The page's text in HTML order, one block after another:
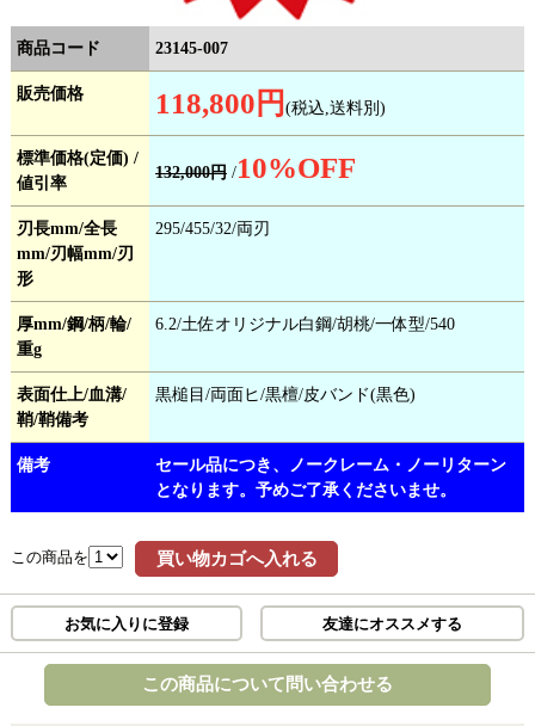
商品コード 23145-007
販売価格 118,800円 (税込,送料別)
標準価格(定価) /
値引率
132,000円 /10%OFF
刃長mm/全長
mm/刃幅mm/刃
形
295/455/32/両刃
厚mm/鋼/柄/輪/
重g
6.2/土佐オリジナル白鋼/胡桃/一体型/540
表面仕上/血溝/
鞘/鞘備考
黒槌目/両面ヒ/黒檀/皮バンド(黒色)
備考
セール品につき、ノークレーム・ノーリターン
となります。予めご了承くださいませ。
この商品を 買い物カゴへ入れる
お気に入りに登録 友達にオススメする
この商品について問い合わせる